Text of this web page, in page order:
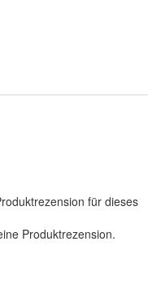
für dieses
Produktrezension.